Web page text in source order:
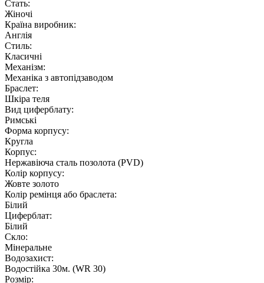
Стать:
Жіночі
Країна виробник:
Англія
Стиль:
Класичні
Механізм:
Механіка з автопідзаводом
Браслет:
Шкіра теля
Вид циферблату:
Римські
Форма корпусу:
Кругла
Корпус:
Нержавіюча сталь позолота (PVD)
Колір корпусу:
Жовте золото
Колір ремінця або браслета:
Білий
Циферблат:
Білий
Скло:
Мінеральне
Водозахист:
Водостійка 30м. (WR 30)
Розмір: